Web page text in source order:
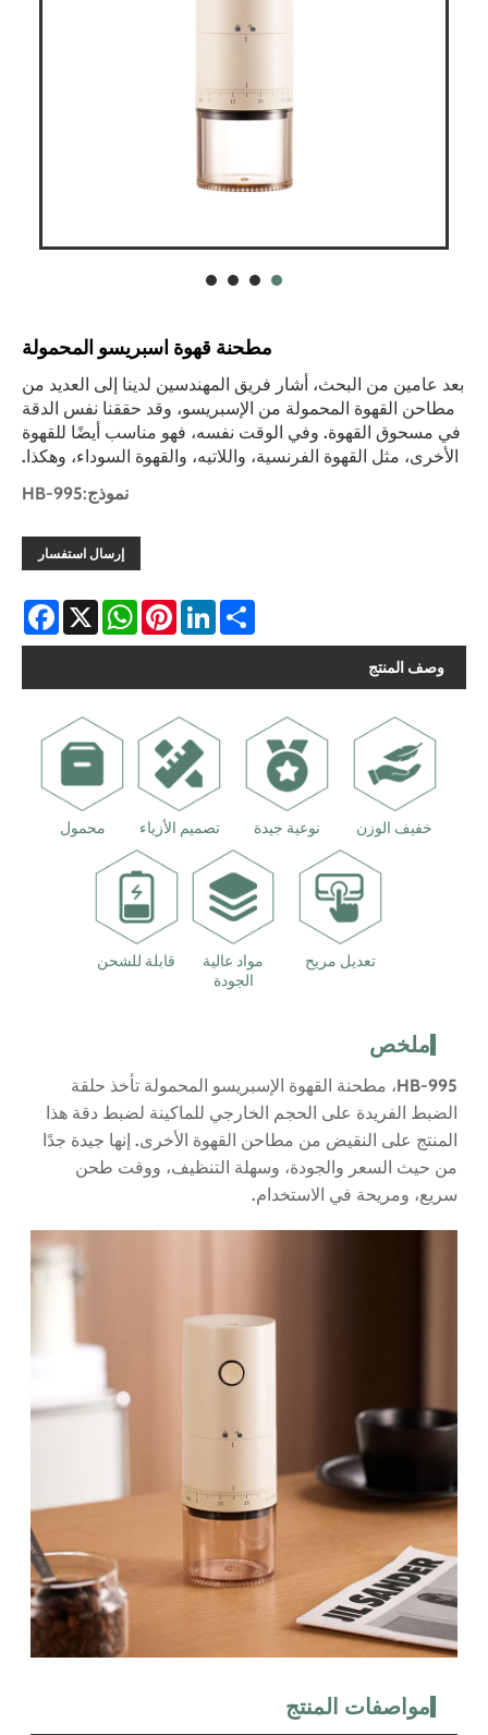
مطحنة قهوة اسبريسو المحمولة
بعد عامين من البحث، أشار فريق المهندسين لدينا إلى العديد من
مطاحن القهوة المحمولة من الإسبريسو، وقد حققنا نفس الدقة
في مسحوق القهوة. وفي الوقت نفسه، فهو مناسب أيضًا للقهوة
الأخرى، مثل القهوة الفرنسية، واللاتيه، والقهوة السوداء، وهكذا.
نموذج:HB-995
إرسال استفسار
X
WhatsAppPinterestLinkedIn Share
وصف المنتج
خفيف الوزن نوعية جيدة تصميم الأزياء محمول
تعديل مريح
مواد عالية
الجودة
قابلة للشحن
ملخص
HB-995، مطحنة القهوة الإسبريسو المحمولة تأخذ حلقة
الضبط الفريدة على الحجم الخارجي للماكينة لضبط دقة هذا
المنتج على النقيض من مطاحن القهوة الأخرى. إنها جيدة جدًا
من حيث السعر والجودة، وسهلة التنظيف، ووقت طحن
سريع، ومريحة في الاستخدام.
مواصفات المنتج